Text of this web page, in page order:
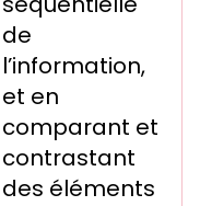
de
l’information,
et en
comparant et
contrastant
des éléments